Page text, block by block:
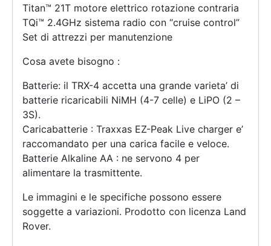
Titan™ 21T motore elettrico rotazione contraria
TQi™ 2.4GHz sistema radio con “cruise control”
Set di attrezzi per manutenzione
Cosa avete bisogno :
Batterie: il TRX-4 accetta una grande varieta’ di
batterie ricaricabili NiMH (4-7 celle) e LiPO (2 –
3S).
Caricabatterie : Traxxas EZ-Peak Live charger e’
raccomandato per una carica facile e veloce.
Batterie Alkaline AA : ne servono 4 per
alimentare la trasmittente.
Le immagini e le specifiche possono essere
soggette a variazioni. Prodotto con licenza Land
Rover.